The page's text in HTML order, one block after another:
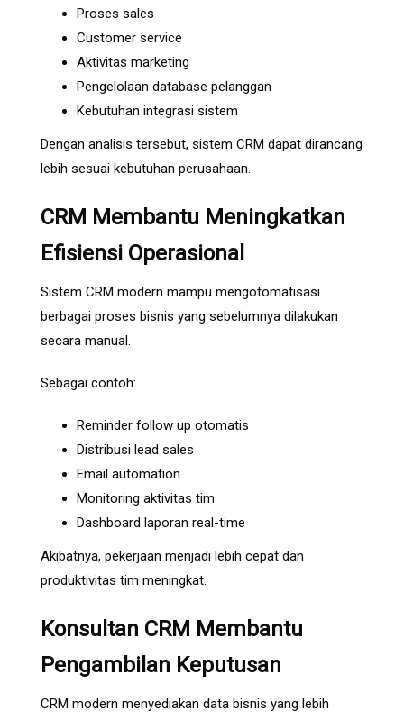
Proses sales
Customer service
Aktivitas marketing
Pengelolaan database pelanggan
Kebutuhan integrasi sistem
Dengan analisis tersebut, sistem CRM dapat dirancang
lebih sesuai kebutuhan perusahaan.
CRM Membantu Meningkatkan
Efisiensi Operasional
Sistem CRM modern mampu mengotomatisasi
berbagai proses bisnis yang sebelumnya dilakukan
secara manual.
Sebagai contoh:
Reminder follow up otomatis
Distribusi lead sales
Email automation
Monitoring aktivitas tim
Dashboard laporan real-time
Akibatnya, pekerjaan menjadi lebih cepat dan
produktivitas tim meningkat.
Konsultan CRM Membantu
Pengambilan Keputusan
CRM modern menyediakan data bisnis yang lebih